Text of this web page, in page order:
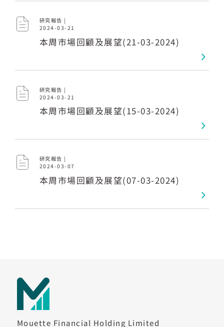
研究報告 |
2024-03-21
本周市場回顧及展望(21-03-2024)
研究報告 |
2024-03-21
本周市場回顧及展望(15-03-2024)
研究報告 |
2024-03-07
本周市場回顧及展望(07-03-2024)
Mouette Financial Holding Limited